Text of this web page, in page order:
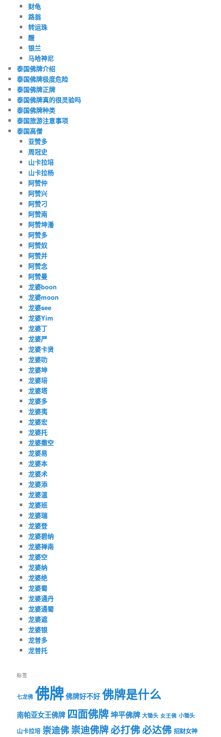
财龟
路翁
转运珠
醒
银兰
马哈神尼
泰国佛牌介绍
泰国佛牌极度危险
泰国佛牌正牌
泰国佛牌真的很灵验吗
泰国佛牌种类
泰国旅游注意事项
泰国高僧
亚赞多
周冠史
山卡拉培
山卡拉杨
阿赞仲
阿赞兴
阿赞刁
阿赞南
阿赞坤潘
阿赞多
阿赞奴
阿赞并
阿赞念
阿赞曼
龙婆boon
龙婆moon
龙婆see
龙婆Yim
龙婆丁
龙婆严
龙婆卡贤
龙婆叻
龙婆坤
龙婆培
龙婆塔
龙婆多
龙婆夷
龙婆宏
龙婆托
龙婆撒空
龙婆易
龙婆本
龙婆术
龙婆添
龙婆温
龙婆班
龙婆瑞
龙婆登
龙婆碧纳
龙婆禅南
龙婆空
龙婆纳
龙婆绝
龙婆蜀
龙婆通丹
龙婆通蜀
龙婆遮
龙婆银
龙普多
龙普托
标签
七龙佛 佛牌 佛牌好不好 佛牌是什么
南帕亚女王佛牌 四面佛牌坤平佛牌 大锄头 女王佛 小锄头
山卡拉培 崇迪佛崇迪佛牌必打佛必达佛 招财女神